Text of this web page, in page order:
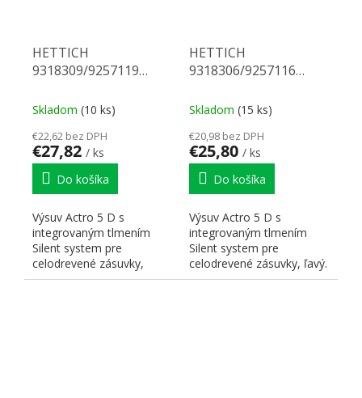
HETTICH
9318309/9257119
70 kg SiSy P
Skladom (10 ks)
€22,62 bez DPH
€27,82 / ks
Do košíka
Výsuv Actro 5 D s
integrovaným tlmením
Silent system pre
celodrevené zásuvky,
pravý. Nosnosť 70 kg,
HETTICH
9318306/9257116
70 kg SiSy L
Skladom (15 ks)
€20,98 bez DPH
€25,80 / ks
Do košíka
Výsuv Actro 5 D s
integrovaným tlmením
Silent system pre
celodrevené zásuvky, ľavý.
Nosnosť 70 kg, dĺžka 700